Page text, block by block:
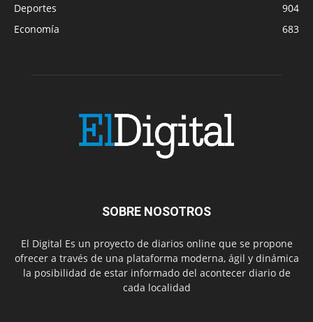
Deportes
904
Economía
683
SOBRE NOSOTROS
El Digital Es un proyecto de diarios online que se propone
ofrecer a través de una plataforma moderna, ágil y dinámica
la posibilidad de estar informado del acontecer diario de
cada localidad